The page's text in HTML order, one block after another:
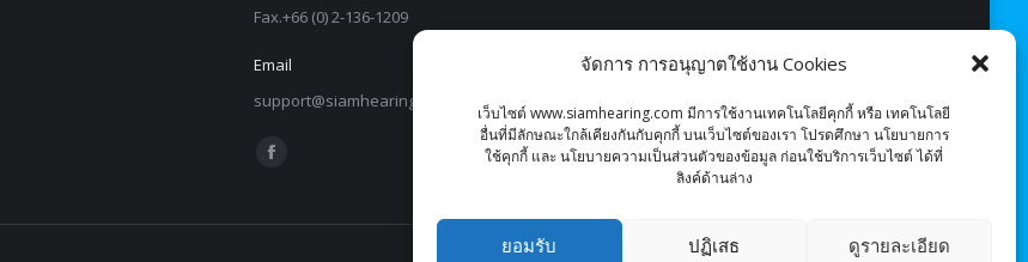
จัดการ การอนุญาตใช้งาน Cookies
เว็บไซต์ www.siamhearing.com มีการใช้งานเทคโนโลยีคุกกี้ หรือ เทคโนโลยี
อื่นที่มีลักษณะใกล้เคียงกันกับคุกกี้ บนเว็บไซต์ของเรา โปรดศึกษา นโยบายการ
ใช้คุกกี้ และ นโยบายความเป็นส่วนตัวของข้อมูล ก่อนใช้บริการเว็บไซต์ ได้ที่
ลิงค์ด้านล่าง
ยอมรับ ปฏิเสธ ดูรายละเอียด
Fax.+66 (0) 2-136-1209
Email
support@siamhearing.com
Find us on:
Facebook
opens